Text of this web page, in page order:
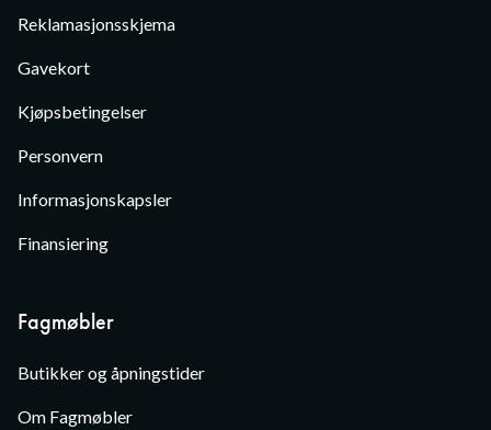
Reklamasjonsskjema
Gavekort
Kjøpsbetingelser
Personvern
Informasjonskapsler
Finansiering
Fagmøbler
Butikker og åpningstider
Om Fagmøbler